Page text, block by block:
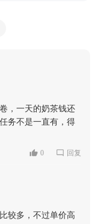
，一天的奶茶钱还
务不是一直有，得
0 回复
较多，不过单价高